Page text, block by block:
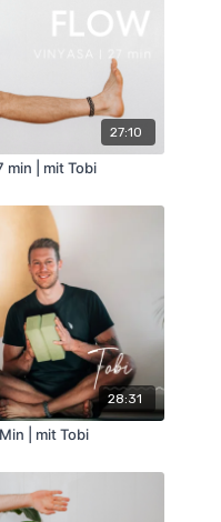
27:10
min | mit Tobi
28:31
| mit Tobi